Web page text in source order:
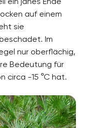
auf einem
sie
Im
nur oberflächig,
Bedeutung für
circa -15 °C hat.